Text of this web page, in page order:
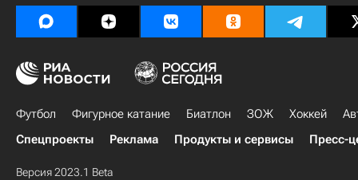
Футбол Фигурное катание Биатлон ЗОЖ Хоккей
Спецпроекты
Реклама Продукты и сервисы Пресс-
Версия 2023.1 Beta